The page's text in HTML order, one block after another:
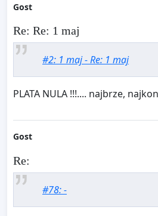
Gost
Re: Re: 1 maj
#2: 1 maj - Re: 1 maj
PLATA NULA !!!.... najbrze,
Gost
Re:
#78: -